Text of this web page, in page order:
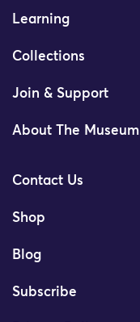
Learning
Collections
Join & Support
About The Museum
Contact Us
Shop
Blog
Subscribe